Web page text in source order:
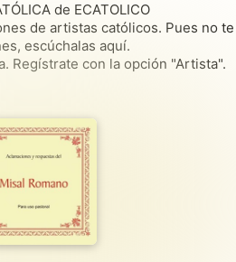
de ECATOLICO
de artistas católicos. Pues no te
escúchalas aquí.
Regístrate con la opción "Artista".